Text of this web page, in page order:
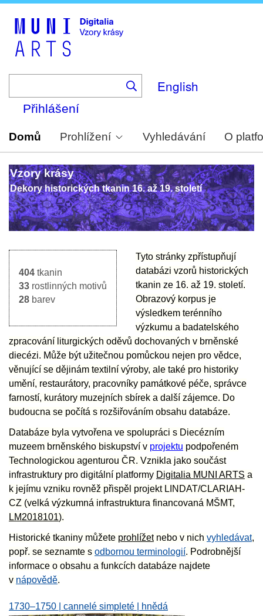
English
Přihlášení
Domů Prohlížení Vyhledávání O
Vzory krásy
Dekory historických tkanin 16. až 19. století
404 tkanin
33 rostlinných motivů
28 barev
Tyto stránky zpřístupňují
databázi vzorů historických
tkanin ze 16. až 19. století.
Obrazový korpus je
výsledkem terénního
výzkumu a badatelského
zpracování liturgických oděvů dochovaných v brněnské
diecézi. Může být užitečnou pomůckou nejen pro vědce,
věnující se dějinám textilní výroby, ale také pro historiky
umění, restaurátory, pracovníky památkové péče, správce
farností, kurátory muzejních sbírek a další zájemce. Do
budoucna se počítá s rozšiřováním obsahu databáze.
Databáze byla vytvořena ve spolupráci s Diecézním
muzeem brněnského biskupství v projektu podpořeném
Technologickou agenturou ČR. Vznikla jako součást
infrastruktury pro digitální platformy Digitalia MUNI ARTS a
k jejímu vzniku rovněž přispěl projekt LINDAT/CLARIAH-
CZ (velká výzkumná infrastruktura financovaná MŠMT,
LM2018101).
Historické tkaniny můžete prohlížet nebo v nich vyhledávat,
popř. se seznamte s odbornou terminologií. Podrobnější
informace o obsahu a funkcích databáze najdete
v nápovědě.
1730–1750 | cannelé simpleté | hnědá